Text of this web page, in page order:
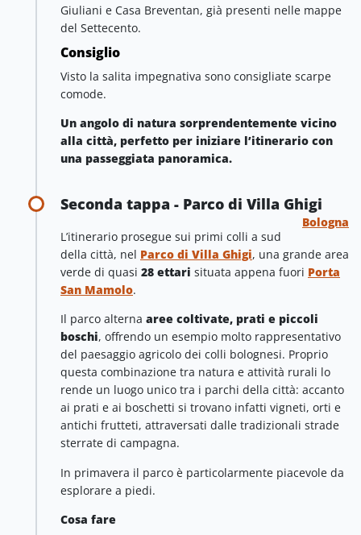
Giuliani e Casa Breventan, già presenti nelle mappe
del Settecento.
Consiglio
Visto la salita impegnativa sono consigliate scarpe
comode.
Un angolo di natura sorprendentemente vicino
alla città, perfetto per iniziare l’itinerario con
una passeggiata panoramica.
Seconda tappa - Parco di Villa Ghigi
Bologna
L’itinerario prosegue sui primi colli a sud
della città, nel Parco di Villa Ghigi, una grande area
verde di quasi 28 ettari situata appena fuori Porta
San Mamolo.
Il parco alterna aree coltivate, prati e piccoli
boschi, offrendo un esempio molto rappresentativo
del paesaggio agricolo dei colli bolognesi. Proprio
questa combinazione tra natura e attività rurali lo
rende un luogo unico tra i parchi della città: accanto
ai prati e ai boschetti si trovano infatti vigneti, orti e
antichi frutteti, attraversati dalle tradizionali strade
sterrate di campagna.
In primavera il parco è particolarmente piacevole da
esplorare a piedi.
Cosa fare